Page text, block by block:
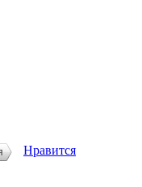
Нравится